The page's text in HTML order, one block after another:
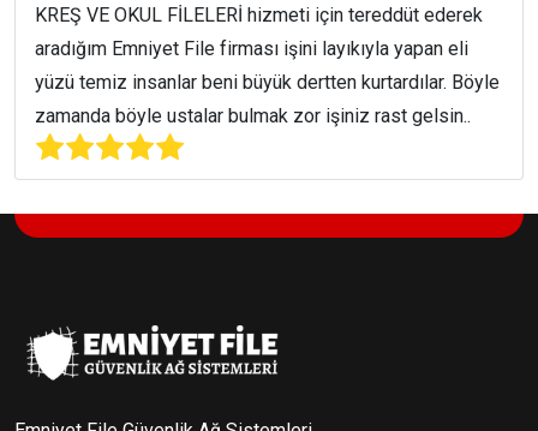
KREŞ VE OKUL FİLELERİ hizmeti için tereddüt ederek
aradığım Emniyet File firması işini layıkıyla yapan eli
yüzü temiz insanlar beni büyük dertten kurtardılar. Böyle
zamanda böyle ustalar bulmak zor işiniz rast gelsin..